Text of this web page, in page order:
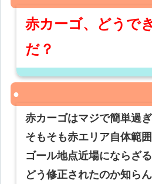
赤カーゴ、どうで
だ？
赤カーゴはマジで簡単過
そもそも赤エリア自体範
ゴール地点近場にならざ
どう修正されたのか知ら